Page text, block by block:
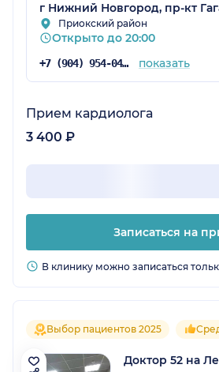
г Нижний Новгород, пр-кт
Приокский район
Открыто до 20:00
+7 (904) 954-04-36 показать
Прием кардиолога
3 400 ₽
Записаться на
В клинику можно записаться
Выбор пациентов 2025
Доктор 52 на